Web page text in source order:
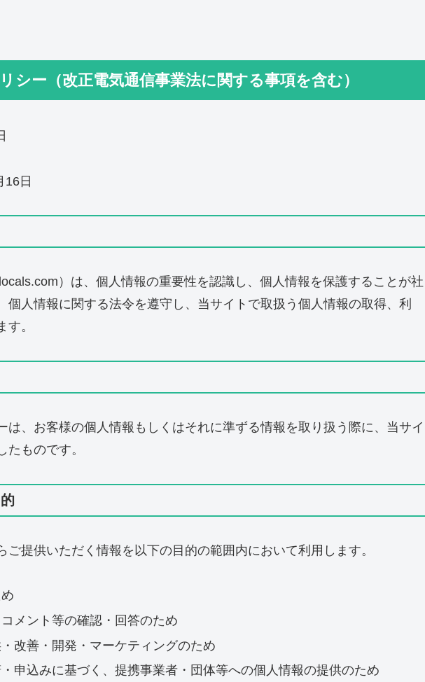
シー（改正電気通信事業法に関する事項を含む）
16日
）は、個人情報の重要性を認識し、個人情報を保護することが社
個人情報に関する法令を遵守し、当サイトで取扱う個人情報の取得、利
。
は、お客様の個人情報もしくはそれに準ずる情報を取り扱う際に、当サイ
たものです。
ご提供いただく情報を以下の目的の範囲内において利用します。
メント等の確認・回答のため
改善・開発・マーケティングのため
・申込みに基づく、提携事業者・団体等への個人情報の提供のため